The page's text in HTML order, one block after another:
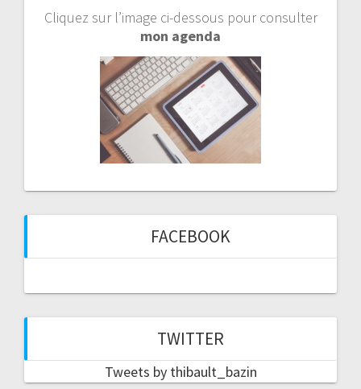
Cliquez sur l’image ci-dessous pour consulter
mon agenda
FACEBOOK
TWITTER
Tweets by thibault_bazin